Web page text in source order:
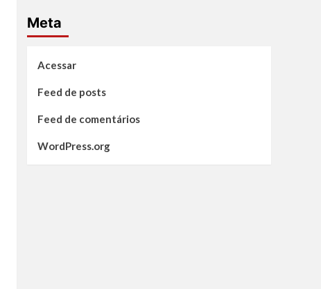
Meta
Acessar
Feed de posts
Feed de comentários
WordPress.org